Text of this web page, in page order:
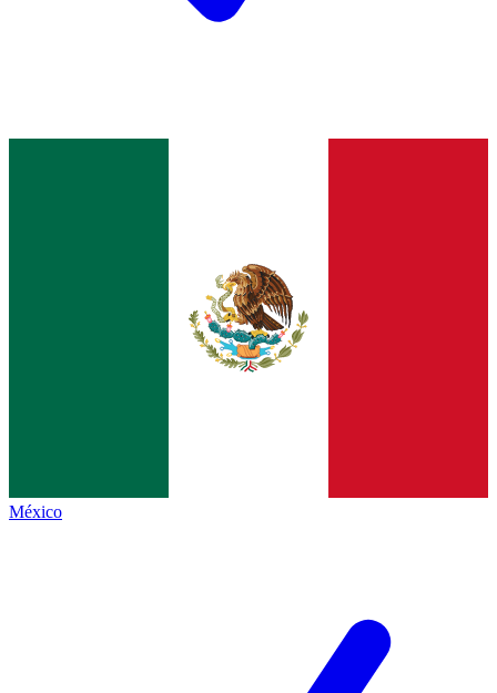
México